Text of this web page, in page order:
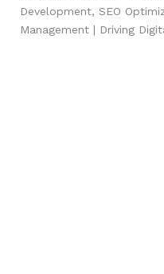
Development, SEO
Management | Driving